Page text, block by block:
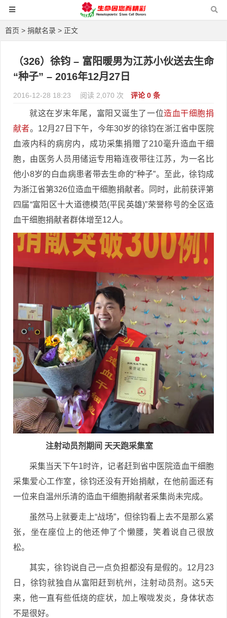
首页 > 捐献名录 > 正文
（326）徐钧 – 富阳暖男为江苏小伙送去生命
“种子” – 2016年12月27日
2016-12-28 18:23 阅读 2,070 次 评论 0 条
就这在岁末年尾，富阳又诞生了一位造血干细胞捐
献者。12月27日下午，今年30岁的徐钧在浙江省中医院
血液内科的病房内，成功采集捐赠了210毫升造血干细
胞，由医务人员用储运专用箱连夜带往江苏，为一名比
他小8岁的白血病患者带去生命的“种子”。至此，徐钧成
为浙江省第326位造血干细胞捐献者。同时，此前获评第
四届“富阳区十大道德模范(平民英雄)”荣誉称号的全区造
血干细胞捐献者群体增至12人。
注射动员剂期间 天天跑采集室
采集当天下午1时许，记者赶到省中医院造血干细胞
采集爱心工作室，徐钧还没有开始捐献，在他前面还有
一位来自温州乐清的造血干细胞捐献者采集尚未完成。
虽然马上就要走上“战场”，但徐钧看上去不是那么紧
张，坐在座位上的他还伸了个懒腰，笑着说自己很放
松。
其实，徐钧说自己一点负担都没有是假的。12月23
日，徐钧就独自从富阳赶到杭州，注射动员剂。这5天
来，他一直有些低烧的症状，加上喉咙发炎，身体状态
不是很好。